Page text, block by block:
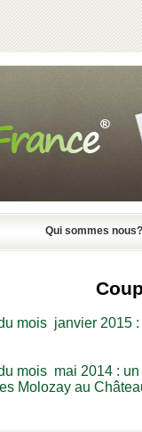
Qui sommes nous?
mois janvier 2015
mois mai 2014 :
Molozay au